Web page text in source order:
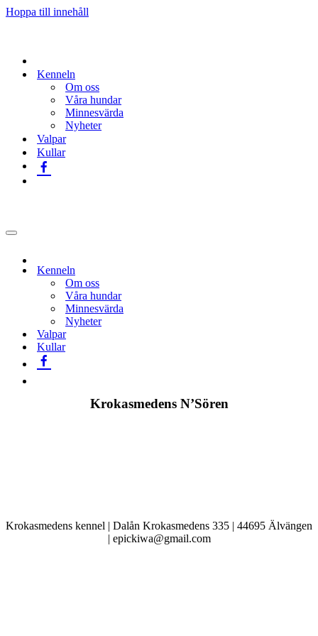
Hoppa till innehåll
Kenneln
Om oss
Våra hundar
Minnesvärda
Nyheter
Valpar
Kullar
Navigeringsmeny
Kenneln
Om oss
Våra hundar
Minnesvärda
Nyheter
Valpar
Kullar
Krokasmedens N’Sören
Krokasmedens kennel | Dalån Krokasmedens 335 | 44695 Älvängen
| epickiwa@gmail.com